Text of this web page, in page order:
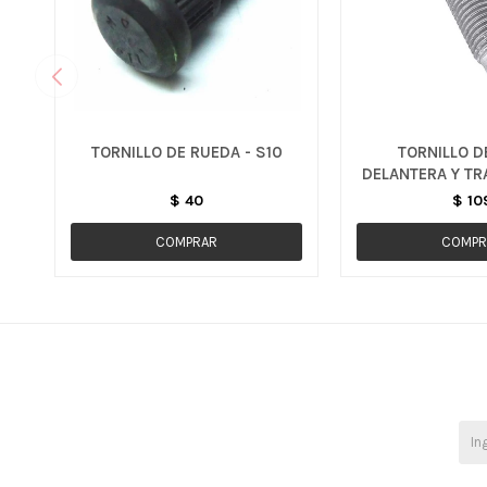
TORNILLO DE RUEDA - S10
$ 40
TORNILLO
DELANTERA Y
/$